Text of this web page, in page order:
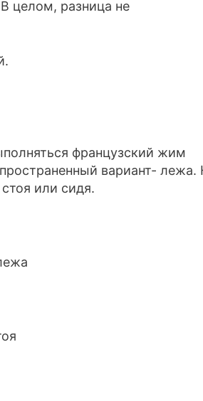
целом, разница не
французский жим
вариант- лежа.
или сидя.